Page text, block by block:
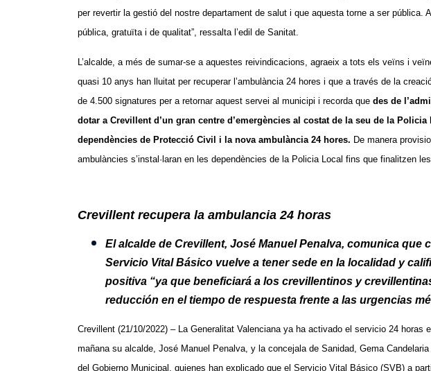
per revertir la gestió del nostre departament de salut i que aquesta torne a ser pública.
pública, gratuïta i de qualitat”, ressalta l’edil de Sanitat.
L’alcalde, a més de sumar-se a aquestes reivindicacions, agraeix a tots els veïns i
quasi 10 anys han lluitat per recuperar l’ambulància 24 hores i que a través de la
de 4.500 signatures per a retornar aquest servei al municipi i recorda que des de
dotar a Crevillent d’un gran centre d’emergències al costat de la seu de la
dependències de Protecció Civil i la nova ambulància 24 hores. De manera
ambulàncies s’instal·laran en les dependències de la Policia Local fins que finalitzen
Crevillent recupera la ambulancia 24 horas
El alcalde de Crevillent, José Manuel Penalva, comunica que
Servicio Vital Básico vuelve a tener sede en la localidad y
positiva “ya que beneficiará a los crevillentinos y
reducción en el tiempo de respuesta frente a las urgencias
Crevillent (21/10/2022) – La Generalitat Valenciana ya ha activado el servicio 24 horas
mañana su alcalde, José Manuel Penalva, y la concejala de Sanidad, Gema
del Gobierno Municipal, quienes han explicado que el Servicio Vital Básico (SVB) a